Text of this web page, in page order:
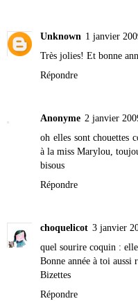
Unknown 1 janvier
Très jolies! Et bonne
Répondre
Anonyme 2 janvier
oh elles sont chouettes
à la miss Marylou,
bisous
Répondre
choquelicot 3 janvier
quel sourire coquin :
Bonne année à toi aussi
Bizettes
Répondre